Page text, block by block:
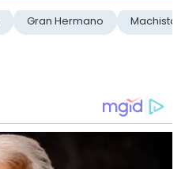
Gran Hermano Machista